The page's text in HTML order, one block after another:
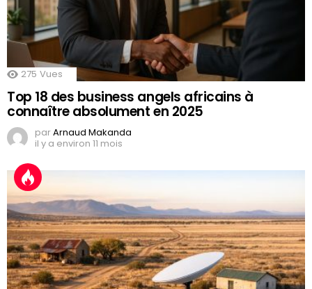
275 Vues
Top 18 des business angels africains à
connaître absolument en 2025
parArnaud Makanda
il y a environ 11 mois